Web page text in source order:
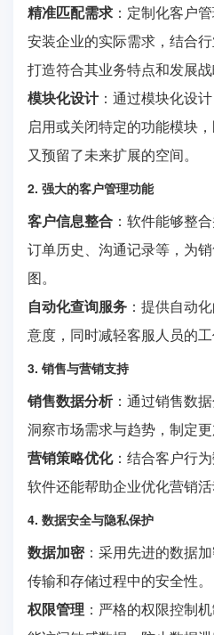
精准匹配需求 ：定制化客户
安装企业的实际需求，结合
打造符合其业务特点和发展战
模块化设计：通过模块化设
启用或关闭特定的功能模块
又预留了未来扩展的空间。
2. 强大的客户管理功能
客户信息整合 ：软件能够整
订单历史、沟通记录等，为
图。
自动化查询服务 ：提供自动
意度，同时减轻客服人员的工
3. 销售与营销支持
销售数据分析：通过销售数
洞察市场需求与趋势，制定更
营销策略优化：结合客户行
软件还能帮助企业优化营销活
4. 数据安全与隐私保护
数据加密：采用先进的数据
传输和存储过程中的安全性。
权限管理 ：严格的权限控制